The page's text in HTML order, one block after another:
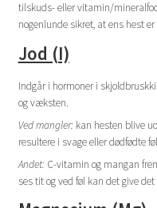
tilskuds- eller vitamin/
nogenlunde sikret, at ens hest
Jod (I)
Indgår i hormoner i
og væksten.
Ved mangler:kan hesten blive
resultere i svage eller dødfødte
Andet:C-vitamin og mangan
ses tit og ved føl kan det give